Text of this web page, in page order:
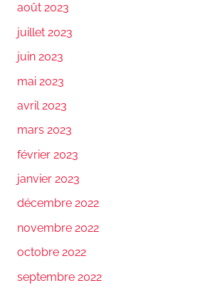
août 2023
juillet 2023
juin 2023
mai 2023
avril 2023
mars 2023
février 2023
janvier 2023
décembre 2022
novembre 2022
octobre 2022
septembre 2022